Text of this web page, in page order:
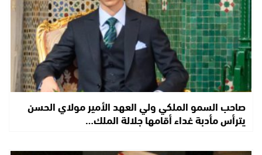
صاحب السمو الملكي ولي العهد الأمير مولاي الحسن
يترأس مأدبة غداء أقامها جلالة الملك…